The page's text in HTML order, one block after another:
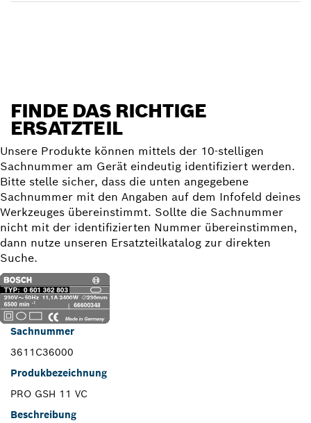
FINDE DAS RICHTIGE
ERSATZTEIL
Unsere Produkte können mittels der 10-stelligen
Sachnummer am Gerät eindeutig identifiziert werden.
Bitte stelle sicher, dass die unten angegebene
Sachnummer mit den Angaben auf dem Infofeld deines
Werkzeuges übereinstimmt. Sollte die Sachnummer
nicht mit der identifizierten Nummer übereinstimmen,
dann nutze unseren Ersatzteilkatalog zur direkten
Suche.
Sachnummer
3611C36000
Produkbezeichnung
PRO GSH 11 VC
Beschreibung